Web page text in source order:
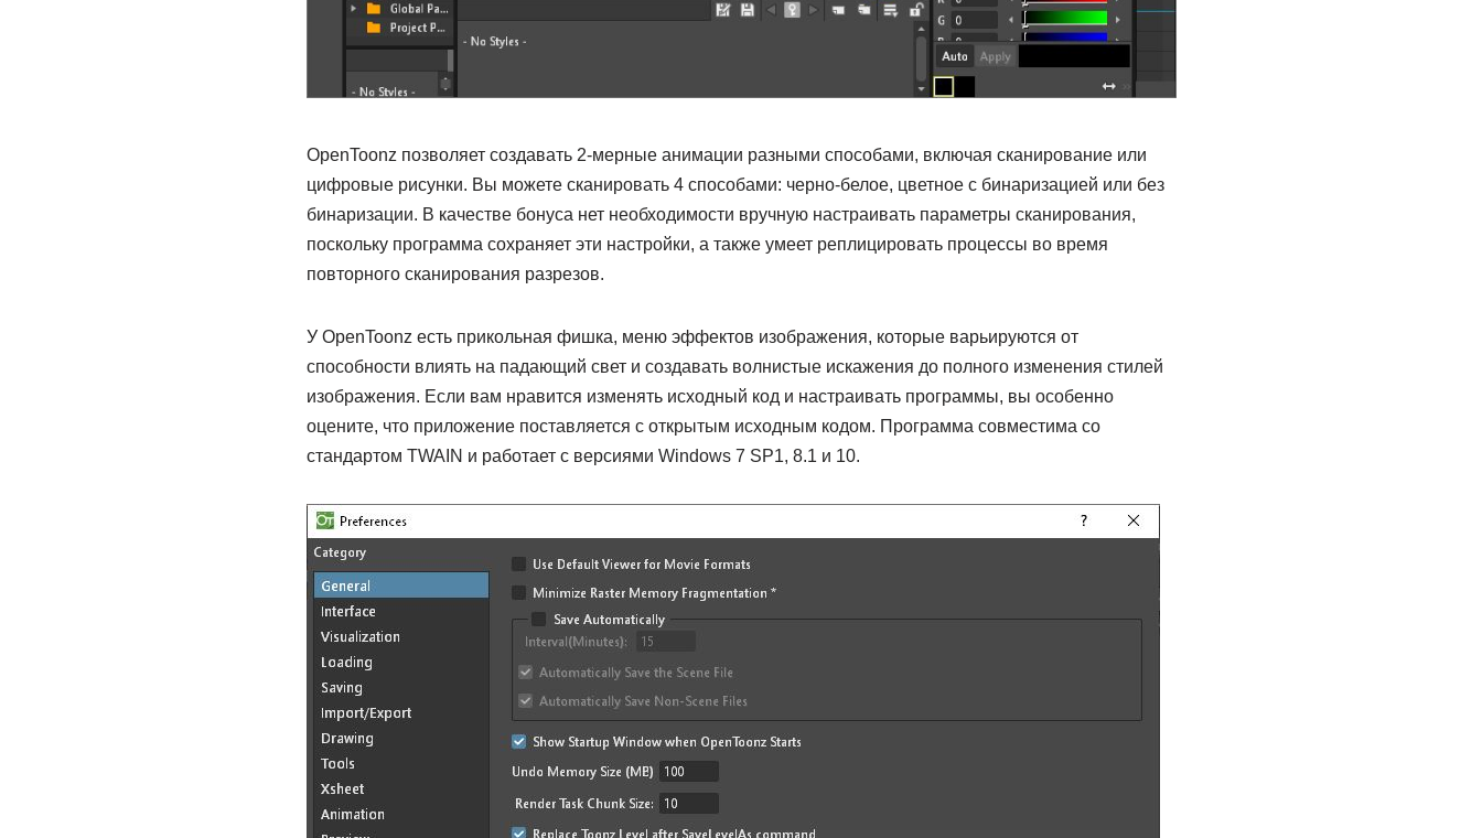
OpenToonz позволяет создавать 2-мерные анимации разными способами, включая сканирование или
цифровые рисунки. Вы можете сканировать 4 способами: черно-белое, цветное с бинаризацией или без
бинаризации. В качестве бонуса нет необходимости вручную настраивать параметры сканирования,
поскольку программа сохраняет эти настройки, а также умеет реплицировать процессы во время
повторного сканирования разрезов.
У OpenToonz есть прикольная фишка, меню эффектов изображения, которые варьируются от
способности влиять на падающий свет и создавать волнистые искажения до полного изменения стилей
изображения. Если вам нравится изменять исходный код и настраивать программы, вы особенно
оцените, что приложение поставляется с открытым исходным кодом. Программа совместима со
стандартом TWAIN и работает с версиями Windows 7 SP1, 8.1 и 10.